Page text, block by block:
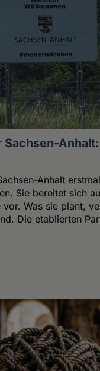
Sachsen-
Anhalt
Sie bereitet sich
vor. Was sie plant,
Die etablierten